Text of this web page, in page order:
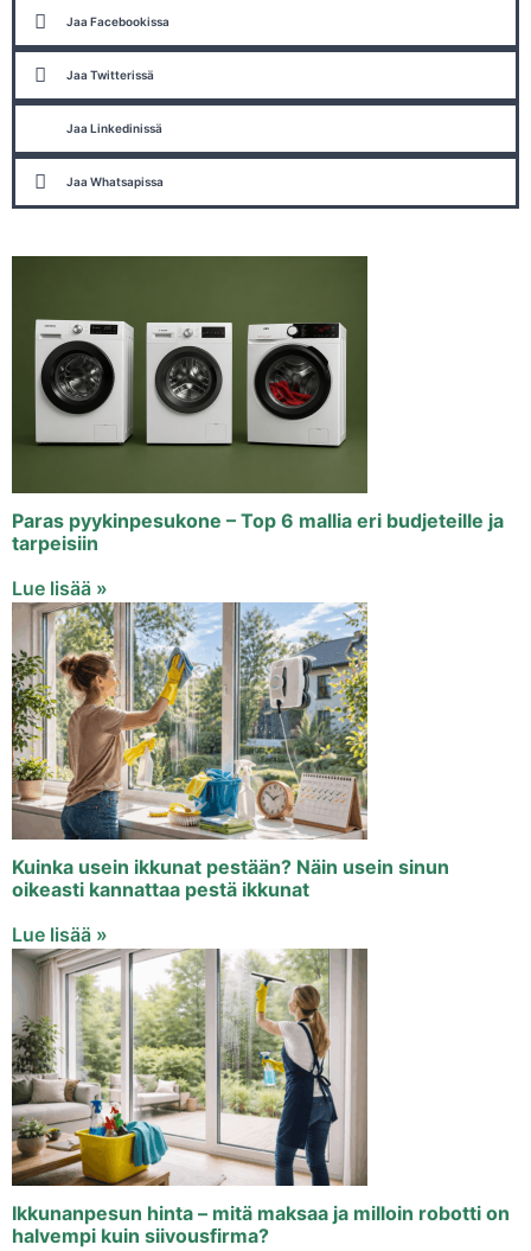
Jaa Facebookissa
Jaa Twitterissä
Jaa Linkedinissä
Jaa Whatsapissa
Paras pyykinpesukone – Top 6 mallia eri budjeteille ja
tarpeisiin
Lue lisää »
Kuinka usein ikkunat pestään? Näin usein sinun
oikeasti kannattaa pestä ikkunat
Lue lisää »
Ikkunanpesun hinta – mitä maksaa ja milloin robotti on
halvempi kuin siivousfirma?